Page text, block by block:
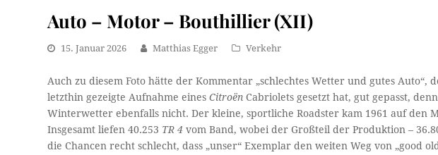
Auto – Motor – Bouthillier (XII)
15. Januar 2026 Matthias Egger Verkehr
Auch zu diesem Foto hätte der Kommentar „schlechtes Wetter und gutes
letzthin gezeigte Aufnahme einesCitroënCabriolets gesetzt hat, gut gepasst,
Winterwetter ebenfalls nicht. Der kleine, sportliche Roadster kam 1961 auf den
Insgesamt liefen 40.253 TR 4 vom Band, wobei der Großteil der Produktion –
die Chancen recht schlecht, dass „unser“ Exemplar den weiten Weg von „good